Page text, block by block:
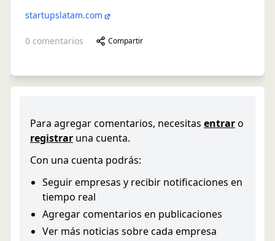
startupslatam.com
0 comentarios Compartir
Para agregar comentarios, necesitas entraro
registrar una cuenta.
Con una cuenta podrás:
Seguir empresas y recibir notificaciones en
tiempo real
Agregar comentarios en publicaciones
Ver más noticias sobre cada empresa